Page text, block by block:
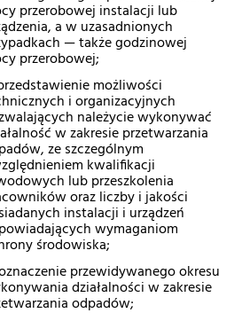
przerobowej instalacji lub
a w uzasadnionych
— także godzinowej
przerobowej;
możliwości
i organizacyjnych
należycie wykonywać
w zakresie przetwarzania
ze szczególnym
kwalifikacji
lub przeszkolenia
oraz liczby i jakości
instalacji i urządzeń
wymaganiom
środowiska;
przewidywanego okresu
działalności w zakresie
odpadów;